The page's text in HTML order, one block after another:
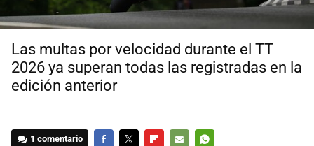
Las multas por velocidad durante el TT
2026 ya superan todas las registradas en la
edición anterior
1 comentario